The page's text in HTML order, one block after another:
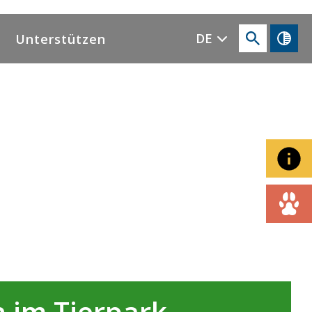
Unterstützen DE